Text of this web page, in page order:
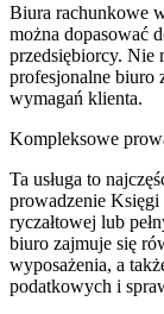
Biura rachunkowe
można dopasować
przedsiębiorcy. Nie
profesjonalne biuro
wymagań klienta.
Kompleksowe
Ta usługa to
prowadzenie
ryczałtowej lub
biuro zajmuje się
wyposażenia, a
podatkowych i